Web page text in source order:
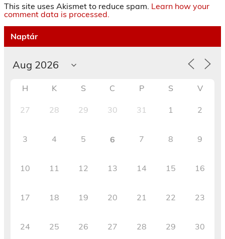
This site uses Akismet to reduce spam. Learn how your
comment data is processed.
Naptár
H K S C P S V
27 28 29 30 31 1 2
3 4 5 6 7 8 9
10 11 12 13 14 15 16
17 18 19 20 21 22 23
24 25 26 27 28 29 30